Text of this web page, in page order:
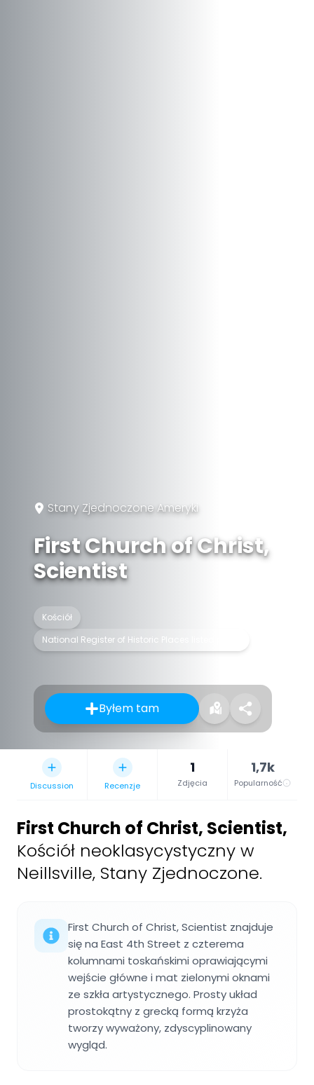
Stany Zjednoczone Ameryki
First Church of Christ,
Scientist
Kościół
National Register of Historic Places listed place
Byłem tam
Discussion Recenzje
1
Zdjęcia
1,7k
Popularność
First Church of Christ, Scientist,
Kościół neoklasycystyczny w
Neillsville, Stany Zjednoczone.
First Church of Christ, Scientist znajduje
się na East 4th Street z czterema
kolumnami toskańskimi oprawiającymi
wejście główne i mat zielonymi oknami
ze szkła artystycznego. Prosty układ
prostokątny z grecką formą krzyża
tworzy wyważony, zdyscyplinowany
wygląd.